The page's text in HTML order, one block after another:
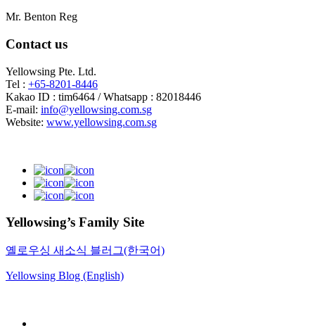
Mr. Benton Reg
Contact us
Yellowsing Pte. Ltd.
Tel : +65-8201-8446
Kakao ID : tim6464 / Whatsapp : 82018446
E-mail: info@yellowsing.com.sg
Website: www.yellowsing.com.sg
Yellowsing’s Family Site
옐로우싱 새소식 블러그(한국어)
Yellowsing Blog (English)